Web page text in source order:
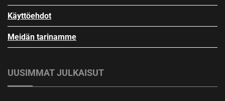
Käyttöehdot
Meidän tarinamme
UUSIMMAT JULKAISUT